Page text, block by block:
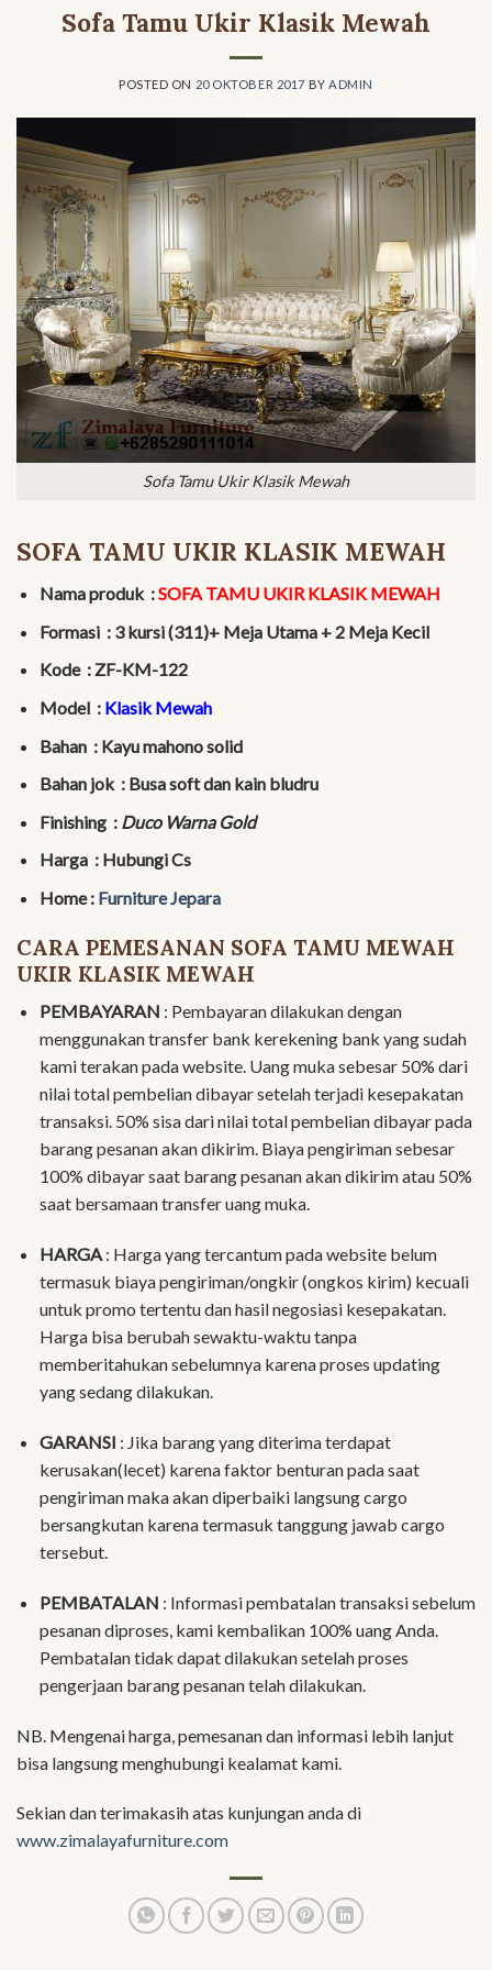
Sofa Tamu Ukir Klasik Mewah
POSTED ON 20 OKTOBER 2017 BYADMIN
Sofa Tamu Ukir Klasik Mewah
SOFA TAMU UKIR KLASIK MEWAH
Nama produk :SOFA TAMU UKIR KLASIK MEWAH
Formasi : 3 kursi (311)+ Meja Utama + 2 Meja Kecil
Kode : ZF-KM-122
Model : Klasik Mewah
Bahan : Kayu mahono solid
Bahan jok : Busa soft dan kain bludru
Finishing : Duco Warna Gold
Harga : Hubungi Cs
Home : Furniture Jepara
CARA PEMESANAN SOFA TAMU MEWAH
UKIR KLASIK MEWAH
PEMBAYARAN : Pembayaran dilakukan dengan
menggunakan transfer bank kerekening bank yang sudah
kami terakan pada website. Uang muka sebesar 50% dari
nilai total pembelian dibayar setelah terjadi kesepakatan
transaksi. 50% sisa dari nilai total pembelian dibayar pada
barang pesanan akan dikirim. Biaya pengiriman sebesar
100% dibayar saat barang pesanan akan dikirim atau 50%
saat bersamaan transfer uang muka.
HARGA: Harga yang tercantum pada website belum
termasuk biaya pengiriman/ongkir (ongkos kirim) kecuali
untuk promo tertentu dan hasil negosiasi kesepakatan.
Harga bisa berubah sewaktu-waktu tanpa
memberitahukan sebelumnya karena proses updating
yang sedang dilakukan.
GARANSI : Jika barang yang diterima terdapat
kerusakan(lecet) karena faktor benturan pada saat
pengiriman maka akan diperbaiki langsung cargo
bersangkutan karena termasuk tanggung jawab cargo
tersebut.
PEMBATALAN : Informasi pembatalan transaksi sebelum
pesanan diproses, kami kembalikan 100% uang Anda.
Pembatalan tidak dapat dilakukan setelah proses
pengerjaan barang pesanan telah dilakukan.
NB. Mengenai harga, pemesanan dan informasi lebih lanjut
bisa langsung menghubungi kealamat kami.
Sekian dan terimakasih atas kunjungan anda di
www.zimalayafurniture.com